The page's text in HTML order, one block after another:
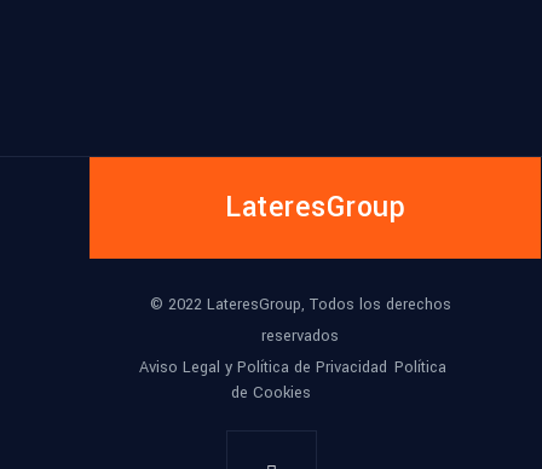
LateresGroup
© 2022 LateresGroup, Todos los derechos
reservados
Aviso Legal y Política de Privacidad Política
de Cookies